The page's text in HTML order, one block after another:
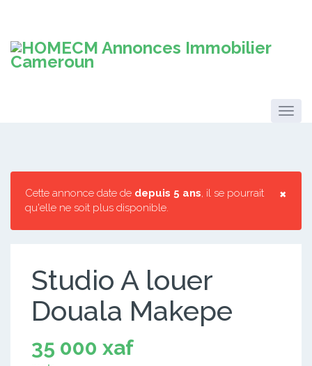
×
Cette annonce date de depuis 5 ans, il se pourrait
qu'elle ne soit plus disponible.
Studio A louer
Douala Makepe
35 000 xaf